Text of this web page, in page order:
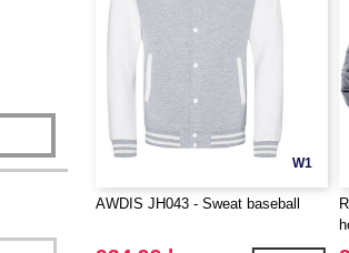
W1
AWDIS JH043 - Sweat baseball